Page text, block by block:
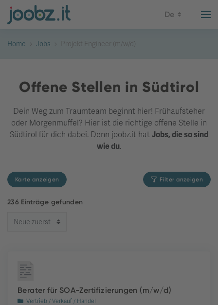
De
Home Jobs Projekt Engineer (m/w/d)
Offene Stellen in Südtirol
Dein Weg zum Traumteam beginnt hier! Frühaufsteher
oder Morgenmuffel? Hier ist die richtige offene Stelle in
Südtirol für dich dabei. Denn joobz.it hat Jobs, die so sind
wie du.
Karte anzeigen Filter anzeigen
236 Einträge gefunden
Berater für SOA-Zertifizierungen (m/w/d)
Vertrieb / Verkauf / Handel